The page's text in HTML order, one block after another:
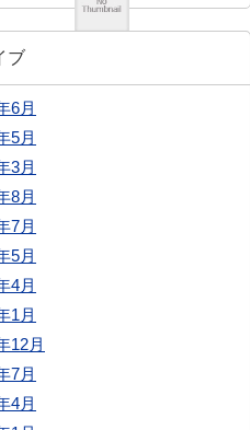
ブ
6月
5月
3月
8月
7月
5月
4月
1月
12月
7月
4月